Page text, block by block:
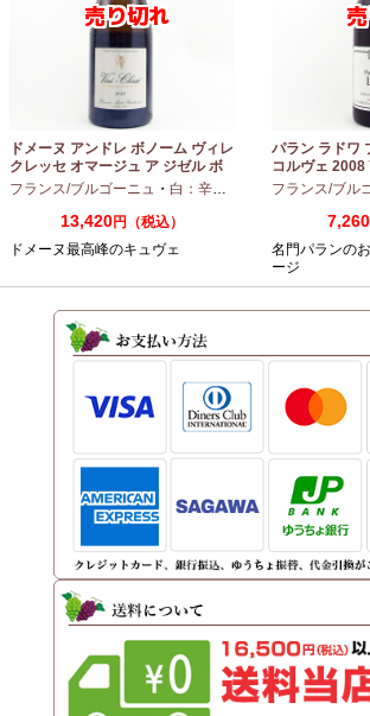
ドメーヌ アンドレ ボノーム ヴィレ
クレッセ オマージュ ア ジゼル ボ
ノーム 2023 750ml
フランス/ブルゴーニュ ・ 白：辛口 シャルドネ
13,420円（税込）
ドメーヌ最高峰のキュヴェ
パラン ラドワ
コルヴェ 2008
フランス/ブル
7,260
名門パランの
ージ